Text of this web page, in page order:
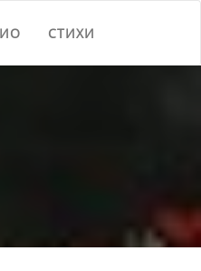
СТИХИ